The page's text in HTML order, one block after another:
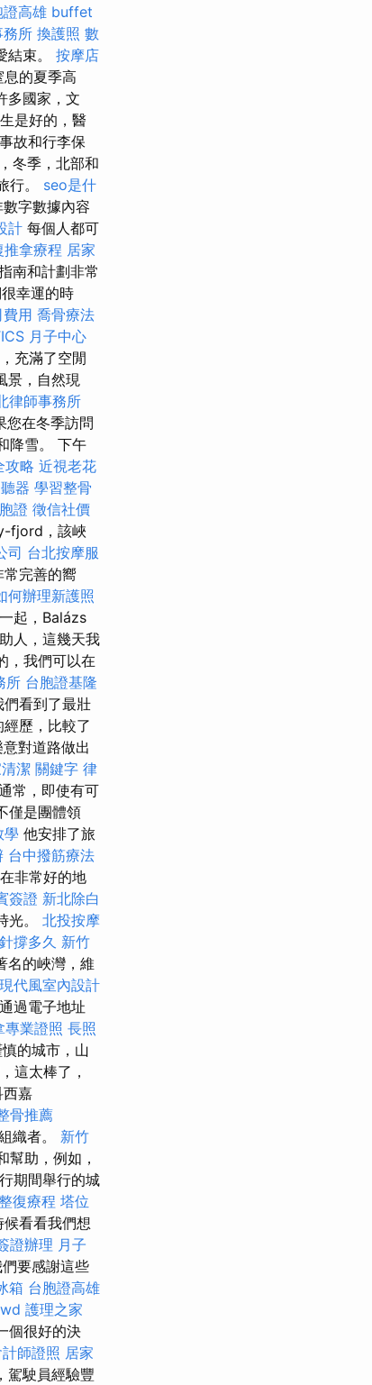
證高雄 buffet
務所 換護照 數
結束。 按摩店
的夏季高
多國家，文
是好的，醫
故和行李保
冬季，北部和
行。 seo是什
字數據內容
計 每個人都可
推拿療程 居家
南和計劃非常
幸運的時
用 喬骨療法
月子中心
充滿了空閒
景，自然現
律師事務所
您在冬季訪問
降雪。 下午
攻略 近視老花
器 學習整骨
證 徵信社價
fjord，該峽
司 台北按摩服
完善的嚮
何辦理新護照
起，Balázs
人，這幾天我
，我們可以在
所 台胞證基隆
看到了最壯
歷，比較了
對道路做出
潔 關鍵字 律
常，即使有可
僅是團體領
學 他安排了旅
台中撥筋療法
非常好的地
簽證 新北除白
光。 北投按摩
撐多久 新竹
名的峽灣，維
現代風室內設計
過電子地址
專業證照 長照
的城市，山
這太棒了，
西嘉
骨推薦
織者。 新竹
助，例如，
期間舉行的城
復療程 塔位
看看我們想
證辦理 月子
要感謝這些
箱 台胞證高雄
護理之家
個很好的決
師證照 居家
駕駛員經驗豐